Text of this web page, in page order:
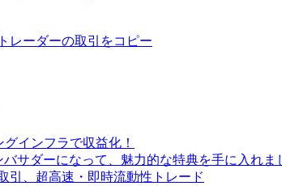
レーダーの取引をコピー
インフラで収益化！
バサダーになって、魅力的な特典を手に入れま
引、超高速・即時流動性トレード